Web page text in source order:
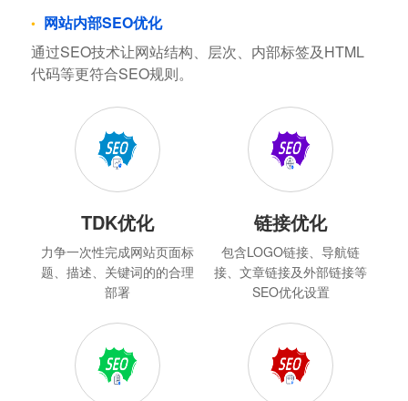
网站内部SEO优化
通过SEO技术让网站结构、层次、内部标签及HTML
代码等更符合SEO规则。
TDK优化
力争一次性完成网站页面标
题、描述、关键词的的合理
部署
链接优化
包含LOGO链接、导航链
接、文章链接及外部链接等
SEO优化设置